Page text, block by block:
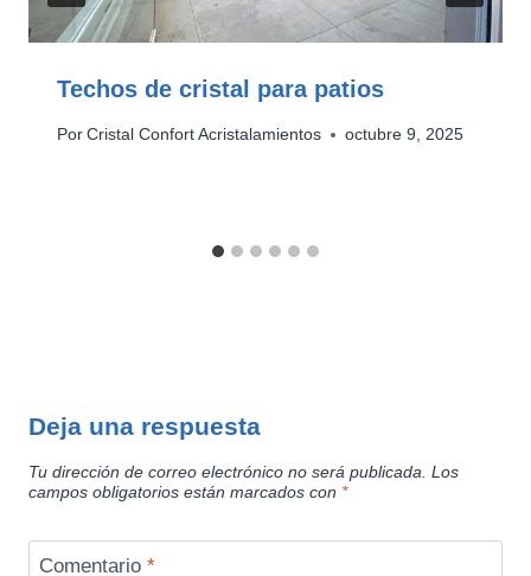
Techos de cristal para patios
Por Cristal Confort Acristalamientos octubre 9, 2025
Deja una respuesta
Tu dirección de correo electrónico no será publicada. Los
campos obligatorios están marcados con *
Comentario *